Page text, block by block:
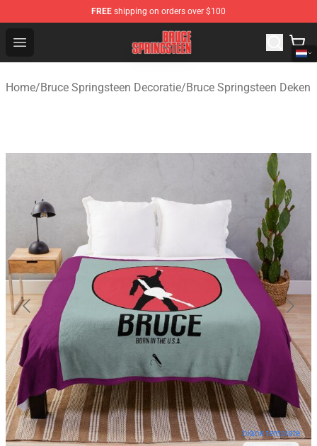
FREE shipping on orders over $100
Open menu
Bruce Springsteen Store - Official Bruce Springsteen
Home/Bruce Springsteen Decoratie/Bruce Springsteen Deken
blank template